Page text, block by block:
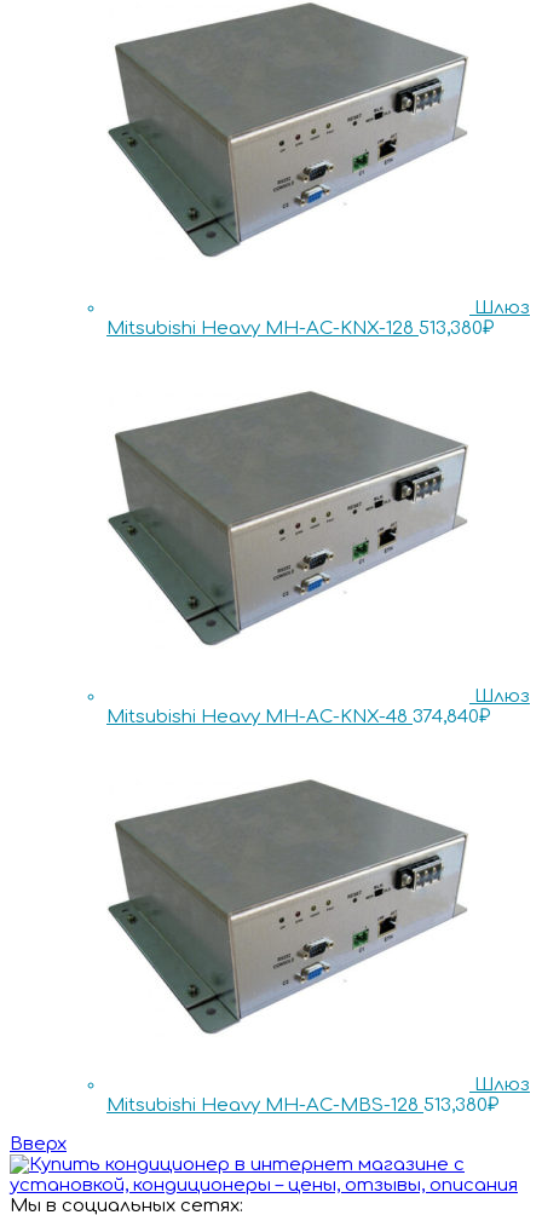
Шлюз
Mitsubishi Heavy MH-AC-KNX-128 513,380₽
Шлюз
Mitsubishi Heavy MH-AC-KNX-48 374,840₽
Шлюз
Mitsubishi Heavy MH-AC-MBS-128 513,380₽
Вверх
Мы в социальных сетях: